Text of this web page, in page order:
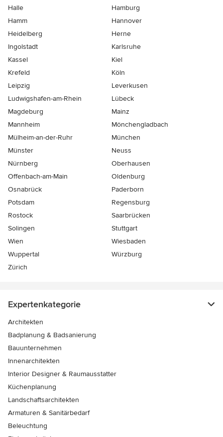
Halle
Hamburg
Hamm
Hannover
Heidelberg
Herne
Ingolstadt
Karlsruhe
Kassel
Kiel
Krefeld
Köln
Leipzig
Leverkusen
Ludwigshafen-am-Rhein
Lübeck
Magdeburg
Mainz
Mannheim
Mönchen­gladbach
Mülheim-an-der-Ruhr
München
Münster
Neuss
Nürnberg
Oberhausen
Offenbach-am-Main
Oldenburg
Osnabrück
Paderborn
Potsdam
Regensburg
Rostock
Saarbrücken
Solingen
Stuttgart
Wien
Wiesbaden
Wuppertal
Würzburg
Zürich
Expertenkategorie
Architekten
Badplanung & Badsanierung
Bauunternehmen
Innenarchitekten
Interior Designer & Raumausstatter
Küchenplanung
Landschaftsarchitekten
Armaturen & Sanitärbedarf
Beleuchtung